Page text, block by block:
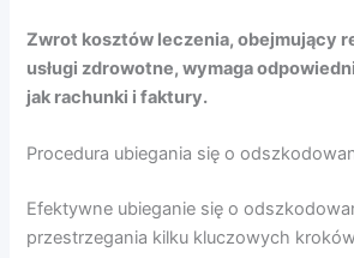
Zwrot kosztów leczenia, obejmujący
usługi zdrowotne, wymaga
jak rachunki i faktury.
Procedura ubiegania się o
Efektywne ubieganie się o
przestrzegania kilku kluczowych